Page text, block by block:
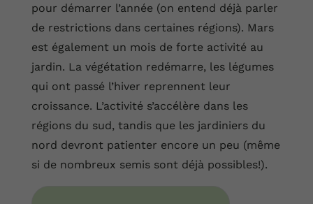
pour démarrer l’année (on entend déjà parler
de restrictions dans certaines régions). Mars
est également un mois de forte activité au
jardin. La végétation redémarre, les légumes
qui ont passé l’hiver reprennent leur
croissance. L’activité s’accélère dans les
régions du sud, tandis que les jardiniers du
nord devront patienter encore un peu (même
si de nombreux semis sont déjà possibles!).